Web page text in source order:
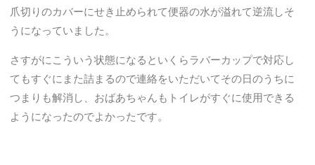
爪切りのカバーにせき止められて便器の水が溢れて逆流しそ
うになっていました。
さすがにこういう状態になるといくらラバーカップで対応し
てもすぐにまた詰まるので連絡をいただいてその日のうちに
つまりも解消し、おばあちゃんもトイレがすぐに使用できる
ようになったのでよかったです。